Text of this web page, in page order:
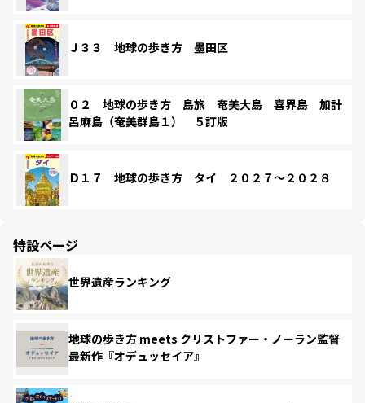
Ｊ３３ 地球の歩き方 墨田区
０２ 地球の歩き方 島旅 奄美大島 喜界島 加計
呂麻島（奄美群島１） ５訂版
Ｄ１７ 地球の歩き方 タイ ２０２７～２０２８
特設ページ
世界遺産ランキング
地球の歩き方 meets クリストファー・ノーラン監督
最新作『オデュッセイア』